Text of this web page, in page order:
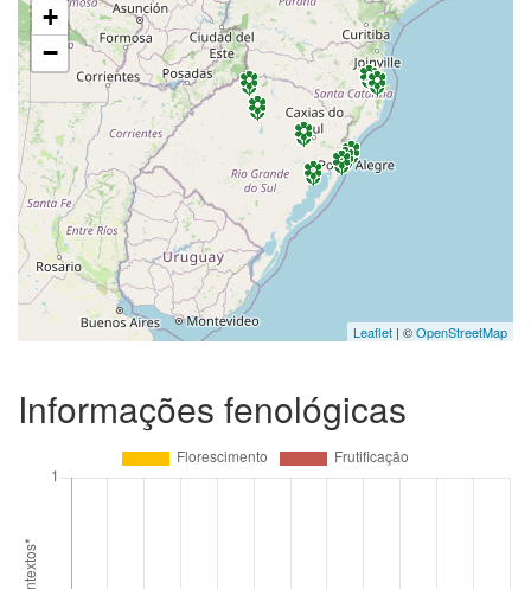
+
−
Leaflet | ©OpenStreetMap
Informações fenológicas